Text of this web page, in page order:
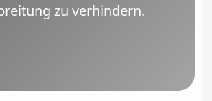
zu verhindern.